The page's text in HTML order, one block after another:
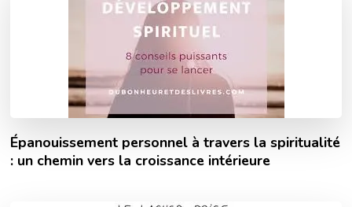
Épanouissement personnel à travers la spiritualité
: un chemin vers la croissance intérieure